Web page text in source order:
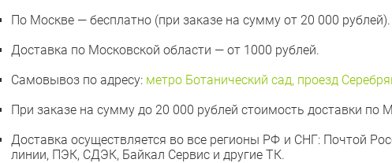
По Москве — бесплатно (при заказе на сумму от 20 000 рублей).
Доставка по Московской области — от 1000 рублей.
Самовывоз по адресу: метро Ботанический сад, проезд
При заказе на сумму до 20 000 рублей стоимость доставки по
Доставка осуществляется во все регионы РФ и СНГ: Почтой
линии, ПЭК, СДЭК, Байкал Сервис и другие ТК.